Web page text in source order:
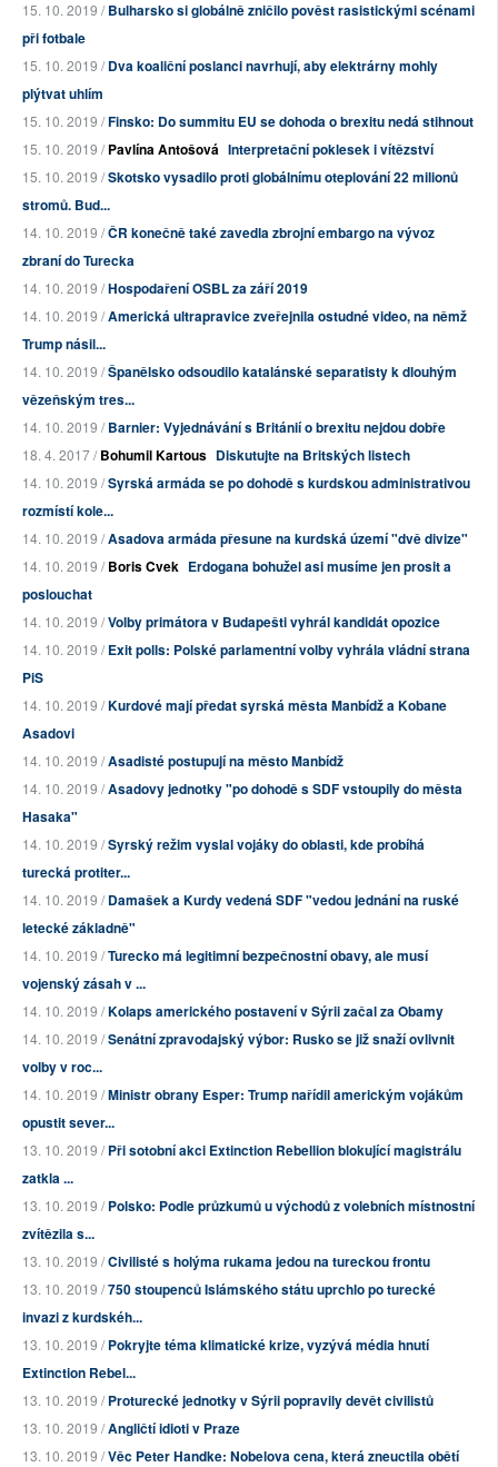
15. 10. 2019 /Bulharsko si globálně zničilo pověst rasistickými scénami
při fotbale
15. 10. 2019 /Dva koaliční poslanci navrhují, aby elektrárny mohly
plýtvat uhlím
15. 10. 2019 /Finsko: Do summitu EU se dohoda o brexitu nedá stihnout
15. 10. 2019 /Pavlína Antošová Interpretační poklesek i vítězství
15. 10. 2019 /Skotsko vysadilo proti globálnímu oteplování 22 milionů
stromů. Bud...
14. 10. 2019 /ČR konečně také zavedla zbrojní embargo na vývoz
zbraní do Turecka
14. 10. 2019 /Hospodaření OSBL za září 2019
14. 10. 2019 /Americká ultrapravice zveřejnila ostudné video, na němž
Trump násil...
14. 10. 2019 /Španělsko odsoudilo katalánské separatisty k dlouhým
vězeňským tres...
14. 10. 2019 /Barnier: Vyjednávání s Británií o brexitu nejdou dobře
18. 4. 2017 /Bohumil Kartous Diskutujte na Britských listech
14. 10. 2019 /Syrská armáda se po dohodě s kurdskou administrativou
rozmístí kole...
14. 10. 2019 /Asadova armáda přesune na kurdská území "dvě divize"
14. 10. 2019 /Boris Cvek Erdogana bohužel asi musíme jen prosit a
poslouchat
14. 10. 2019 /Volby primátora v Budapešti vyhrál kandidát opozice
14. 10. 2019 /Exit polls: Polské parlamentní volby vyhrála vládní strana
PiS
14. 10. 2019 /Kurdové mají předat syrská města Manbídž a Kobane
Asadovi
14. 10. 2019 /Asadisté postupují na město Manbídž
14. 10. 2019 /Asadovy jednotky "po dohodě s SDF vstoupily do města
Hasaka"
14. 10. 2019 /Syrský režim vyslal vojáky do oblasti, kde probíhá
turecká protiter...
14. 10. 2019 /Damašek a Kurdy vedená SDF "vedou jednání na ruské
letecké základně"
14. 10. 2019 /Turecko má legitimní bezpečnostní obavy, ale musí
vojenský zásah v ...
14. 10. 2019 /Kolaps amerického postavení v Sýrii začal za Obamy
14. 10. 2019 /Senátní zpravodajský výbor: Rusko se již snaží ovlivnit
volby v roc...
14. 10. 2019 /Ministr obrany Esper: Trump nařídil americkým vojákům
opustit sever...
13. 10. 2019 /Při sotobní akci Extinction Rebellion blokující magistrálu
zatkla ...
13. 10. 2019 /Polsko: Podle průzkumů u východů z volebních místnostní
zvítězila s...
13. 10. 2019 /Civilisté s holýma rukama jedou na tureckou frontu
13. 10. 2019 /750 stoupenců Islámského státu uprchlo po turecké
invazi z kurdskéh...
13. 10. 2019 /Pokryjte téma klimatické krize, vyzývá média hnutí
Extinction Rebel...
13. 10. 2019 /Proturecké jednotky v Sýrii popravily devět civilistů
13. 10. 2019 /Angličtí idioti v Praze
13. 10. 2019 /Věc Peter Handke: Nobelova cena, která zneuctila obětí